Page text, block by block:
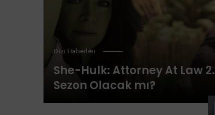
Dizi Haberleri
She-Hulk: Attorney At Law 2.
Sezon Olacak mı?